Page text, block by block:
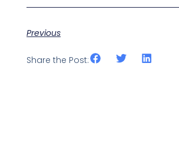
Previous
Share the Post: